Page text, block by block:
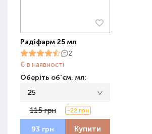
Радіфарм 25 мл
2
Є в наявності
Оберіть об'єм, мл:
25
115 грн -22 грн
93 грн Купити